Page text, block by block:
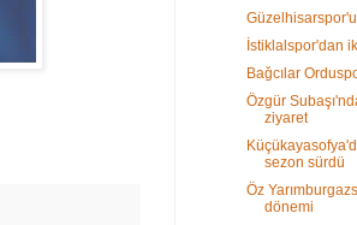
İstiklalspor'dan
Bağcılar
Özgür
ziyaret
sezon sürdü
Öz
dönemi